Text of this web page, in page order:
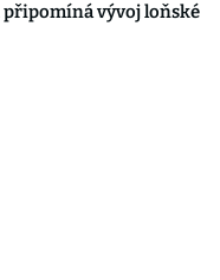
připomíná vývoj loňské